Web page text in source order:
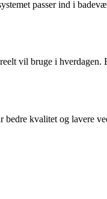
passer ind i
vil bruge i
kvalitet og lavere